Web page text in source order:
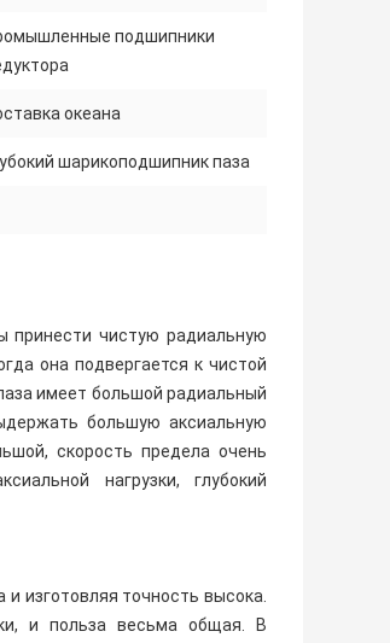
подшипники
океана
шарикоподшипник паза
принести чистую радиальную
она подвергается к чистой
имеет большой радиальный
большую аксиальную
скорость предела очень
нагрузки, глубокий
изготовляя точность высока.
и польза весьма общая. В